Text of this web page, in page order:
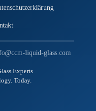
liquid-glass.com
Experts
Today.